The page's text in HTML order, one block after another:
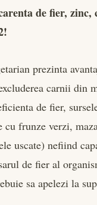
de fier, zinc,
prezinta
carnii din
de fier,
cu frunze verzi,
uscate) nefiind
de fier al
sa apelezi la